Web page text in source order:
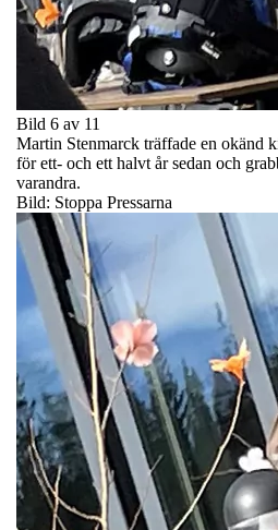
Bild 6 av 11
Martin Stenmarck träffade en okänd
för ett- och ett halvt år sedan och
varandra.
Bild: Stoppa Pressarna